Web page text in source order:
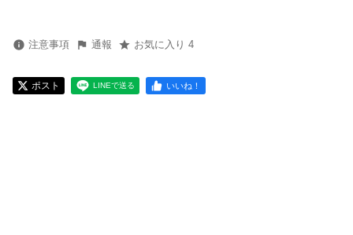
注意事項 通報 お気に入り 4
ポスト LINEで送る いいね！